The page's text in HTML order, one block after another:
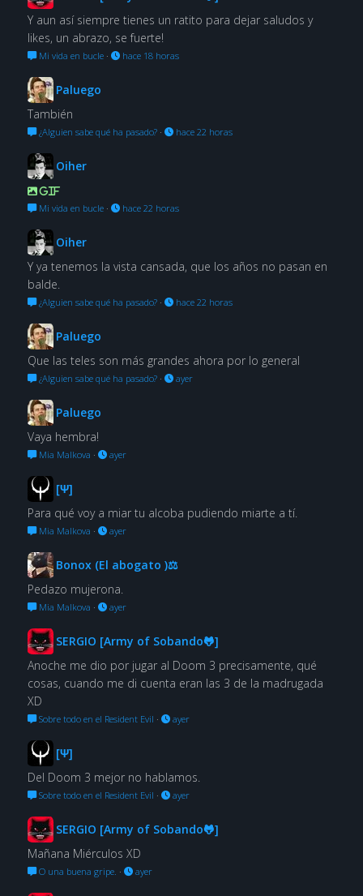
Y aun así siempre tienes un ratito para dejar saludos y
likes, un abrazo, se fuerte!
Mi vida en bucle· hace 18 horas
Paluego
También
¿Alguien sabe qué ha pasado?· hace 22 horas
Oiher
GIF
Mi vida en bucle· hace 22 horas
Oiher
Y ya tenemos la vista cansada, que los años no pasan en
balde.
¿Alguien sabe qué ha pasado?· hace 22 horas
Paluego
Que las teles son más grandes ahora por lo general
¿Alguien sabe qué ha pasado?· ayer
Paluego
Vaya hembra!
Mia Malkova · ayer
[Ψ]
Para qué voy a miar tu alcoba pudiendo miarte a tí.
Mia Malkova · ayer
Bonox (El abogato )⚖
Pedazo mujerona.
Mia Malkova · ayer
SERGIO [Army of Sobando🐸]
Anoche me dio por jugar al Doom 3 precisamente, qué
cosas, cuando me di cuenta eran las 3 de la madrugada
XD
Sobre todo en el Resident Evil · ayer
[Ψ]
Del Doom 3 mejor no hablamos.
Sobre todo en el Resident Evil · ayer
SERGIO [Army of Sobando🐸]
Mañana Miérculos XD
O una buena gripe. · ayer